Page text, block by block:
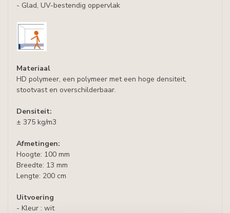
- Glad, UV-bestendig oppervlak
Materiaal
HD polymeer, een polymeer met een hoge densiteit,
stootvast en overschilderbaar.
Densiteit:
± 375 kg/m3
Afmetingen:
Hoogte: 100 mm
Breedte: 13 mm
Lengte: 200 cm
Uitvoering
- Kleur : wit